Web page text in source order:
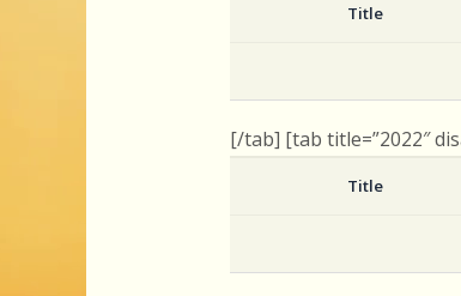
Title
[/tab] [tab title=”2022″
Title